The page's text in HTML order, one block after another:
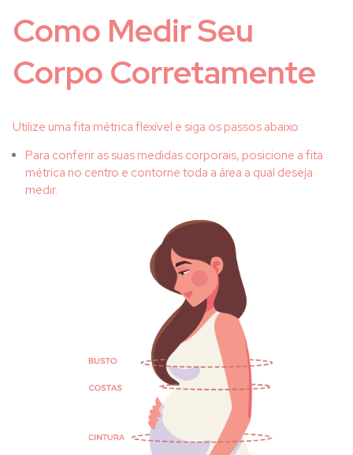
Como Medir Seu
Corpo Corretamente
Utilize uma fita métrica flexível e siga os passos abaixo:
Para conferir as suas medidas corporais, posicione a fita
métrica no centro e contorne toda a área a qual deseja
medir.